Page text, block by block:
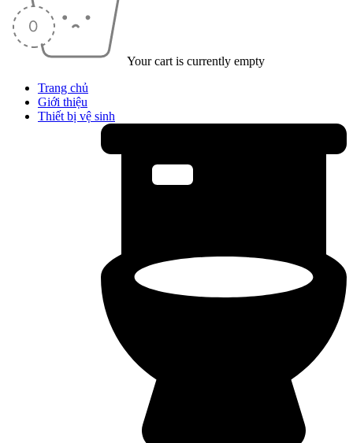
Your cart is currently empty
Trang chủ
Giới thiệu
Thiết bị vệ sinh